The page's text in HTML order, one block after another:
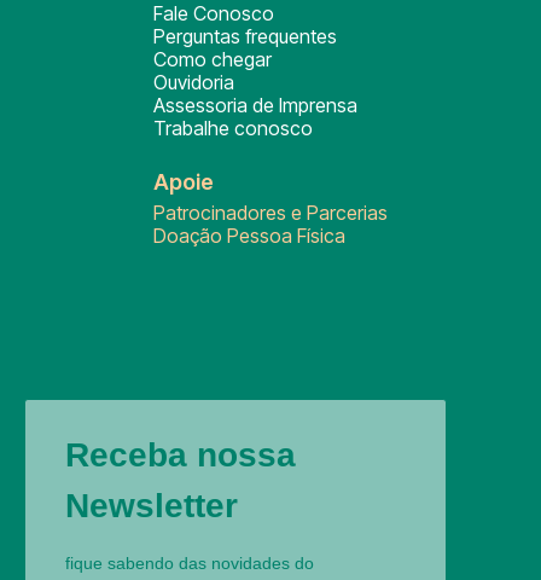
Fale Conosco
Perguntas frequentes
Como chegar
Ouvidoria
Assessoria de Imprensa
Trabalhe conosco
Apoie
Patrocinadores e Parcerias
Doação Pessoa Física